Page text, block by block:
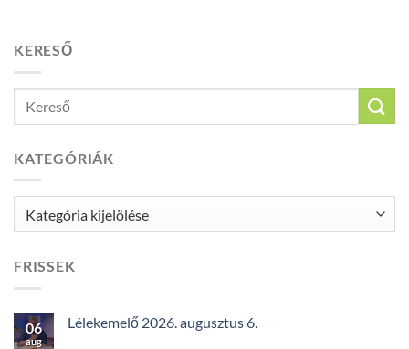
KERESŐ
KATEGÓRIÁK
FRISSEK
06
aug
Lélekemelő 2026. augusztus 6.